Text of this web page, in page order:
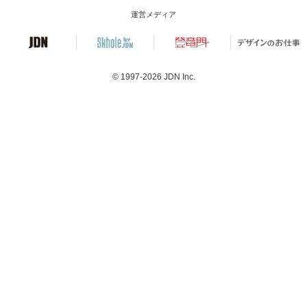
運営メディア
© 1997-2026 JDN Inc.